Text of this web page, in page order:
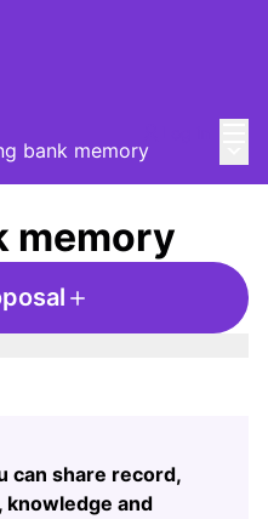
bank memory
memory
can share record,
knowledge and